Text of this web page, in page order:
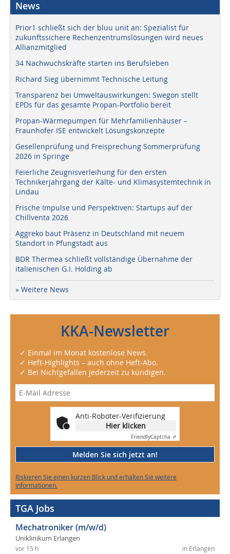
News
Prior1 schließt sich der bluu unit an: Spezialist für
zukunftssichere Rechenzentrumslösungen wird neues
Allianzmitglied
34 Nachwuchskräfte starten ins Berufsleben
Richard Sieg übernimmt Technische Leitung
Transparenz bei Umweltauswirkungen: Swegon stellt
EPDs für das gesamte Propan-Portfolio bereit
Propan-Wärmepumpen für Mehrfamilienhäuser –
Fraunhofer ISE entwickelt Lösungskonzepte
Gesellenprüfung und Freisprechung Sommerprüfung
2026 in Springe
Feierliche Zeugnisverleihung für den ersten
Technikerjahrgang der Kälte- und Klimasystemtechnik in
Lindau
Frische Impulse und Perspektiven: Startups auf der
Chillventa 2026
Aggreko baut Präsenz in Deutschland mit neuem
Standort in Pfungstadt aus
BDR Thermea schließt vollständige Übernahme der
italienischen G.I. Holding ab
» Weitere News
KKA-Newsletter
✓ Einmal im Monat kostenlose News.
✓ Heft-Highlights – auch ohne Heft-Abo.
✓ Bei Nichtgefallen jederzeit zu kündigen.
Anti-Roboter-Verifizierung
Hier klicken
FriendlyCaptcha ⇗
Melden Sie sich jetzt an!
Riskieren Sie einen kurzen Blick und erhalten Sie weitere
Informationen.
TGA Jobs
Mechatroniker (m/w/d)
Uniklinikum Erlangen
in Erlangen
vor 15 h